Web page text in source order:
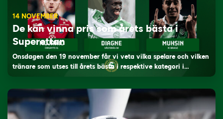
14 NOVEMBER
De kan vinna pris som årets bästa i
Superettan
Onsdagen den 19 november får vi veta vilka spelare och vilken
tränare som utses till årets bästa i respektive kategori i…